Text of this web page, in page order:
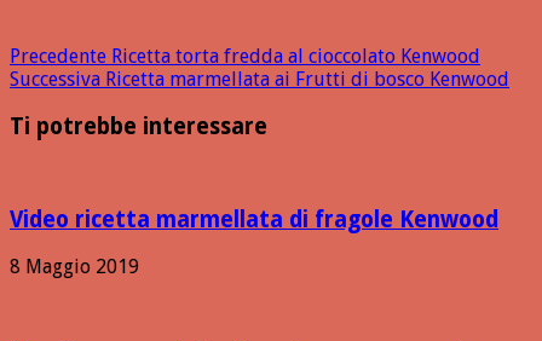
Precedente Ricetta torta fredda al cioccolato Kenwood
Successiva Ricetta marmellata ai Frutti di bosco Kenwood
Ti potrebbe interessare
Video ricetta marmellata di fragole Kenwood
8 Maggio 2019